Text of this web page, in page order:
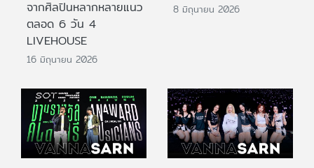
จากศิลปินหลากหลายแนว
ตลอด 6 วัน 4
LIVEHOUSE
16 มิถุนายน 2026
8 มิถุนายน 2026